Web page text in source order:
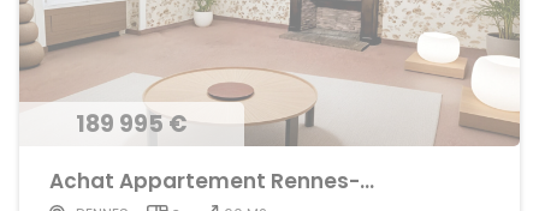
189 995 €
Achat Appartement Rennes-Cleunay